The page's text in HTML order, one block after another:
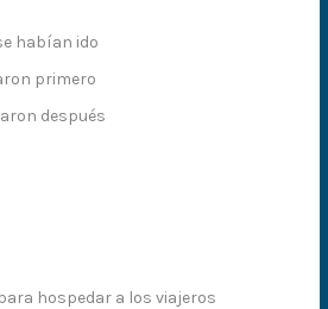
habían ido
primero
después
hospedar a los viajeros